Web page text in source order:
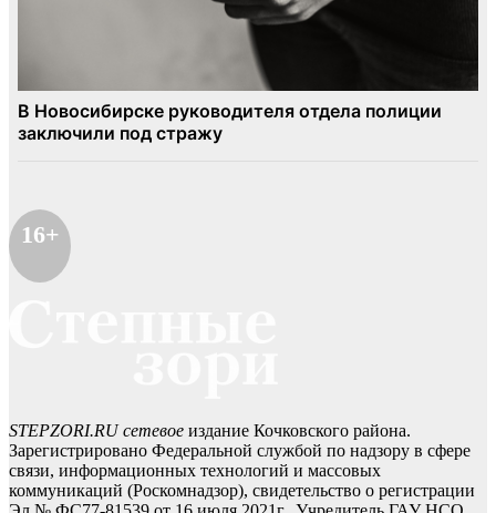
16+
STEPZORI.RU сетевое издание Кочковского района.
Зарегистрировано Федеральной службой по надзору в сфере
связи, информационных технологий и массовых
коммуникаций (Роскомнадзор), свидетельство о регистрации